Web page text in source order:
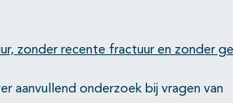
zonder recente fractuur en zonder
aanvullend onderzoek bij vragen van